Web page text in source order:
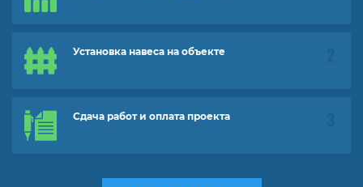
Установка навеса на объекте
Сдача работ и оплата проекта